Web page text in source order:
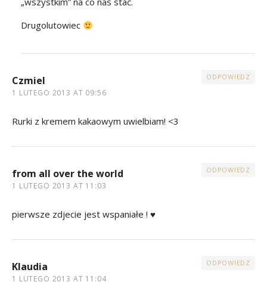
Drugolutowiec
Czmiel
1 LUTEGO 2013 AT 09:56
ODPOWIEDZ
Rurki z kremem kakaowym uwielbiam! <3
from all over the world
1 LUTEGO 2013 AT 11:03
ODPOWIEDZ
pierwsze zdjecie jest wspaniałe ! ♥
Klaudia
1 LUTEGO 2013 AT 11:04
ODPOWIEDZ